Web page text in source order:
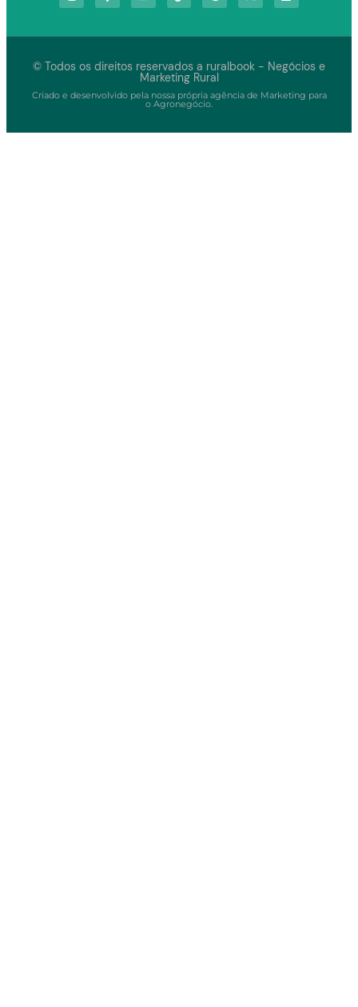
© Todos os direitos reservados a ruralbook - Negócios e
Marketing Rural
Criado e desenvolvido pela nossa própria agência de Marketing para
o Agronegócio.